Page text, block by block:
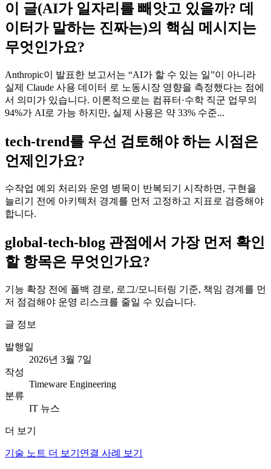
이 글(AI가 일자리를 빼앗고 있을까? 데
이터가 말하는 진짜는)의 핵심 메시지는
무엇인가요?
Anthropic이 발표한 보고서는 “AI가 할 수 있는 일”이 아니라
실제 Claude 사용 데이터 로 노동시장 영향을 측정했다는 점에
서 의미가 있습니다. 이론적으로는 컴퓨터·수학 직군 업무의
94%가 AI로 가능 하지만, 실제 사용은 약 33% 수준...
tech-trend를 우선 검토해야 하는 시점은
언제인가요?
수작업 예외 처리와 운영 병목이 반복되기 시작하면, 구현을
늘리기 전에 아키텍처 경계를 먼저 고정하고 지표로 검증해야
합니다.
global-tech-blog 관점에서 가장 먼저 확인
할 항목은 무엇인가요?
기능 확장 전에 폴백 경로, 로그/모니터링 기준, 책임 경계를 먼
저 점검해야 운영 리스크를 줄일 수 있습니다.
글 정보
발행일
2026년 3월 7일
작성
Timeware Engineering
분류
IT 뉴스
더 보기
기술 노트 더 보기 연결 사례 보기